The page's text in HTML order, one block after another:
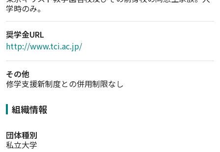
学時のみ。
奨学金URL
http://www.tci.ac.jp/
その他
修学支援新制度との併用制限なし
組織情報
団体種別
私立大学